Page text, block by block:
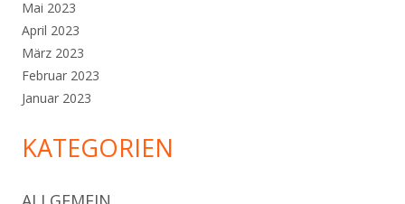
Mai 2023
April 2023
März 2023
Februar 2023
Januar 2023
KATEGORIEN